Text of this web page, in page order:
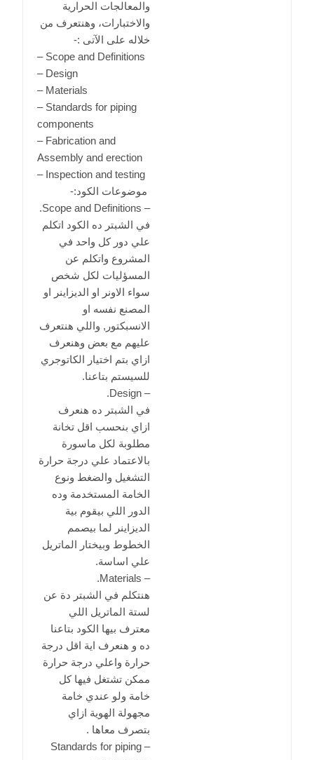
والمعالجات الحرارية
والاختبارات، وهنتعرف من
خلاله على الآتى :-
– Scope and Definitions
– Design
– Materials
– Standards for piping
components
– Fabrication and
Assembly and erection
– Inspection and testing
موضوعات الكود:-
– Scope and Definitions.
في الشبتر ده الكود اتكلم
علي دور كل واحد في
المشروع واتكلم عن
المسؤليات لكل شخص
سواء الاونر او الديزاينر او
المصنع نفسه او
الانسبكتور, واللي هنتعرف
عليهم مع بعض وهنعرف
ازاي بتم اختيار الكاتوجري
للسيستم بتاعنا.
– Design.
في الشبتر ده هنعرف
ازاي بنحسب اقل تخانة
مطلوبة لكل ماسورة
بالاعتماد علي درجة حرارة
التشغيل والضغط ونوع
الخامة المستخدمة وده
الدور اللي بيقوم بية
الديزاينر لما بيصمم
الخطوط وبيختار الماتريل
علي اساسة.
– Materials.
هنتكلم في الشبتر دة عن
لستة الماتريل اللي
معترف بيها الكود بتاعنا
ده و هنعرف اية اقل درجة
حرارة واعلي درجة حرارة
ممكن تشتغل فيها كل
خامة ولو عندي خامة
مجهولة الهوية ازاي
بتصرف معاها .
– Standards for piping